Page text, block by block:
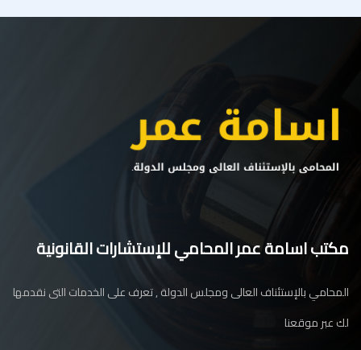
مكتب اسامة عمر المحامي للإستشارات القانونية
المحامي بالإستئناف العالى ومجلس الدولة , تعرف على الخدمات التى نقدمها
لك عبر موقعنا